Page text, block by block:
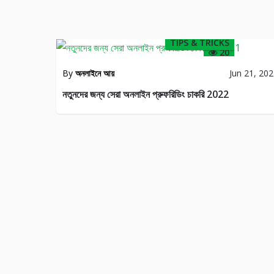
20
TIPS & TRICKS
By অনলাইনে আয় Jun 21,
নতুনদের জন্য সেরা অনলাইন প্রুফরিডিং চাকরি 2022